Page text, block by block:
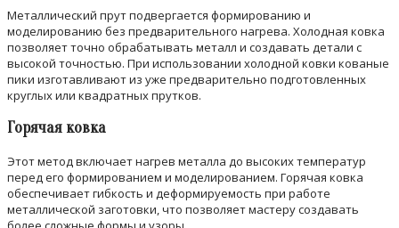
Металлический прут подвергается формированию и
моделированию без предварительного нагрева. Холодная ковка
позволяет точно обрабатывать металл и создавать детали с
высокой точностью. При использовании холодной ковки кованые
пики изготавливают из уже предварительно подготовленных
круглых или квадратных прутков.
Горячая ковка
Этот метод включает нагрев металла до высоких температур
перед его формированием и моделированием. Горячая ковка
обеспечивает гибкость и деформируемость при работе
металлической заготовки, что позволяет мастеру создавать